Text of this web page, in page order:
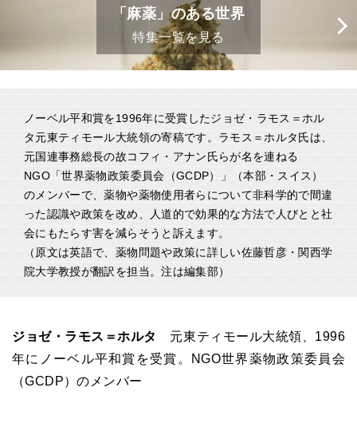
「麻薬」のある世界
特集一覧を見る
ノーベル平和賞を1996年に受賞したジョゼ・ラモス＝ホル
タ元東ティモール大統領の寄稿です。ラモス＝ホルタ氏は、
元国連事務総長の故コフィ・アナン氏らが名を連ねる
NGO「世界薬物政策委員会（GCDP）」（本部・スイス）
のメンバーで、薬物や薬物使用者らについて非科学的で間違
った認識や政策を改め、人道的で効果的な方法で人びとと社
会にもたらす害を減らそうと訴えます。
（原文は英語で、薬物問題や政策に詳しい佐藤哲彦・関西学
院大学教授が翻訳を担当。注は編集部）
ジョゼ・ラモス＝ホルタ
元東ティモール大統領、1996
年にノーベル平和賞を受賞。NGO世界薬物政策委員会
（GCDP）のメンバー